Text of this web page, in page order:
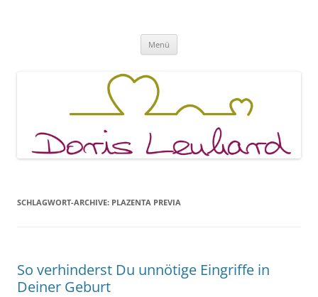
Menü
SCHLAGWORT-ARCHIVE: PLAZENTA PREVIA
So verhinderst Du unnötige Eingriffe in
Deiner Geburt